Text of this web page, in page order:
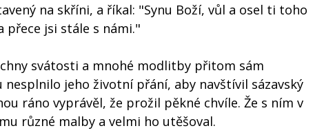
na skříni, a říkal: "Synu Boží, vůl a osel ti toho
přece jsi stále s námi."
svátosti a mnohé modlitby přitom sám
jeho životní přání, aby navštívil sázavský
ráno vyprávěl, že prožil pěkné chvíle. Že s ním v
různé malby a velmi ho utěšoval.